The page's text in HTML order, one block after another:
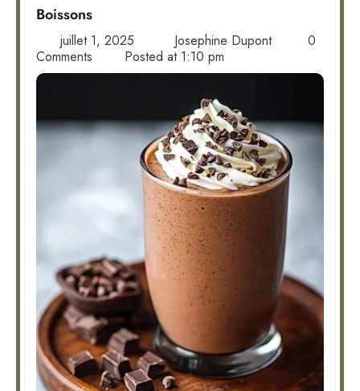
Boissons
juillet 1, 2025 Josephine Dupont
0
Comments
Posted at 1:10 pm